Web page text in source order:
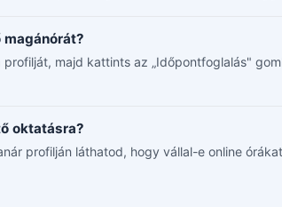
majd kattints az „Időpontfoglalás"
oktatásra?
profilján láthatod, hogy vállal-e online